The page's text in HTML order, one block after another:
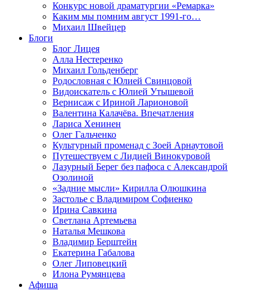
Конкурс новой драматургии «Ремарка»
Каким мы помним август 1991-го…
Михаил Швейцер
Блоги
Блог Лицея
Алла Нестеренко
Михаил Гольденберг
Родословная с Юлией Свинцовой
Видоискатель с Юлией Утышевой
Вернисаж с Ириной Ларионовой
Валентина Калачёва. Впечатления
Лариса Хенинен
Олег Гальченко
Культурный променад с Зоей Арнаутовой
Путешествуем с Лидией Винокуровой
Лазурный Берег без пафоса с Александрой
Озолиной
«Задние мысли» Кирилла Олюшкина
Застолье с Владимиром Софиенко
Ирина Савкина
Светлана Артемьева
Наталья Мешкова
Владимир Берштейн
Екатерина Габалова
Олег Липовецкий
Илона Румянцева
Афиша